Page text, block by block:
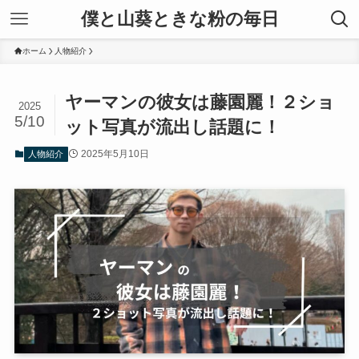
僕と山葵ときな粉の毎日
ホーム 人物紹介
ヤーマンの彼女は藤園麗！２ショ
ット写真が流出し話題に！
2025
5/10
人物紹介 2025年5月10日